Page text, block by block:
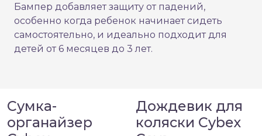
Бампер добавляет защиту от падений,
особенно когда ребенок начинает сидеть
самостоятельно, и идеально подходит для
детей от 6 месяцев до 3 лет.
Сумка-
органайзер
Дождевик для
коляски Cybex